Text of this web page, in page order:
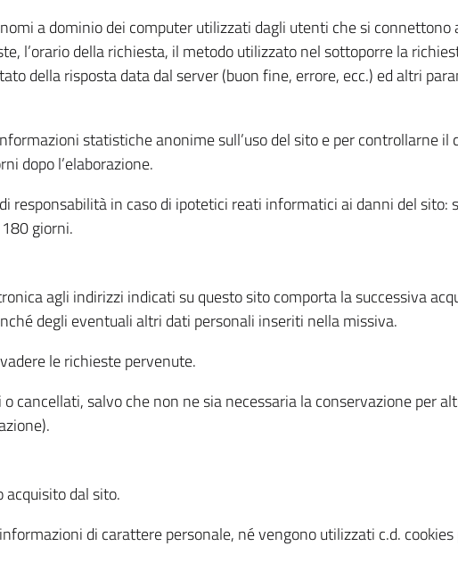
a dominio dei computer utilizzati dagli utenti che si
l’orario della richiesta, il metodo utilizzato nel sottoporre la
della risposta data dal server (buon fine, errore, ecc.) ed altri
statistiche anonime sull’uso del sito e per controllarne
dopo l’elaborazione.
responsabilità in caso di ipotetici reati informatici ai danni del sito:
giorni.
agli indirizzi indicati su questo sito comporta la successiva
degli eventuali altri dati personali inseriti nella missiva.
le richieste pervenute.
cancellati, salvo che non ne sia necessaria la conservazione per
dal sito.
di carattere personale, né vengono utilizzati c.d.